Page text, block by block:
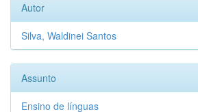
Autor
Silva, Waldinei Santos
Assunto
Ensino de línguas